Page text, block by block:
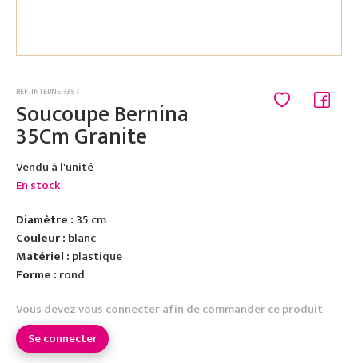
RÉF. INTERNE 7357
Soucoupe Bernina
35Cm Granite
Vendu à l'unité
En stock
Diamètre : 35 cm
Couleur : blanc
Matériel : plastique
Forme : rond
Vous devez vous connecter afin de commander ce produit
Se connecter